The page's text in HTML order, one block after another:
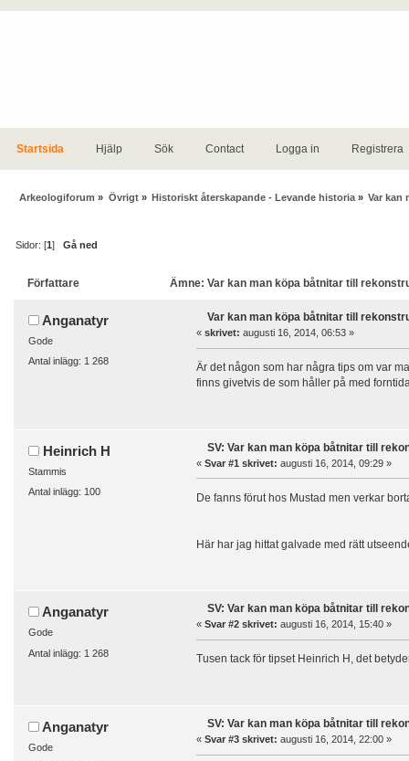
Startsida Hjälp Sök Contact Logga in Registrera
Arkeologiforum » Övrigt» Historiskt återskapande - Levande historia» Var kan
Sidor: [1]Gå ned
Författare Ämne: Var kan man köpa båtnitar till
Anganatyr
Gode
Antal inlägg: 1 268
Var kan man köpa båtnitar till
« skrivet: augusti 16, 2014, 06:53 »
Är det någon som har några tips om var
finns givetvis de som håller på med
Heinrich H
Stammis
Antal inlägg: 100
SV: Var kan man köpa båtnitar till
« Svar #1 skrivet: augusti 16, 2014, 09:29 »
De fanns förut hos Mustad men verkar
Här har jag hittat galvade med rätt
Anganatyr
Gode
Antal inlägg: 1 268
SV: Var kan man köpa båtnitar till
« Svar #2 skrivet: augusti 16, 2014, 15:40 »
Tusen tack för tipset Heinrich H, det
Anganatyr
Gode
SV: Var kan man köpa båtnitar till
« Svar #3 skrivet: augusti 16, 2014, 22:00 »